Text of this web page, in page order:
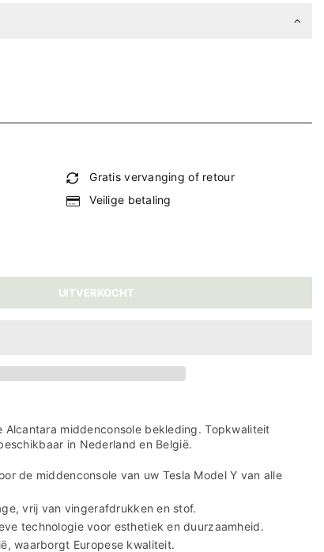
Gratis vervanging of retour
Veilige betaling
UITVERKOCHT
Alcantara middenconsole bekleding. Topkwaliteit
in Nederland en België.
de middenconsole van uw Tesla Model Y van alle
vrij van vingerafdrukken en stof.
technologie voor esthetiek en duurzaamheid.
waarborgt Europese kwaliteit.